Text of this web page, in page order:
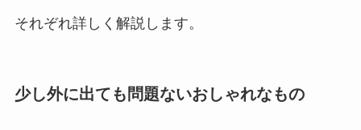
それぞれ詳しく解説します。
少し外に出ても問題ないおしゃれなもの